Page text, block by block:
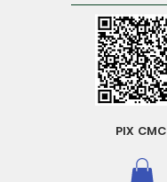
PIX CMC